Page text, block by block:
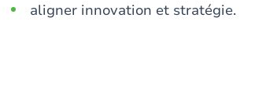
aligner innovation et stratégie.